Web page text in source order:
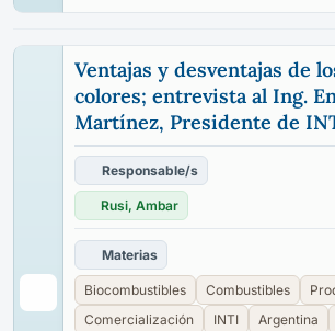
Ventajas y desventajas de
colores; entrevista al Ing.
Martínez, Presidente de
Responsable/s
Rusi, Ambar
Materias
Biocombustibles Combustibles
Comercialización
INTI Argentina